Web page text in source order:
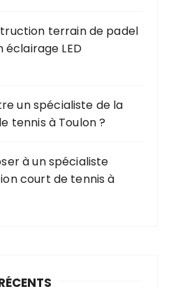
terrain de padel
LED
un spécialiste de la
tennis à Toulon ?
à un spécialiste
court de tennis à